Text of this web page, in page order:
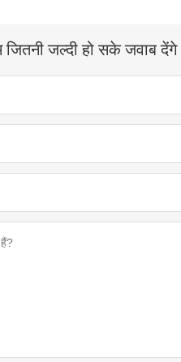
जितनी जल्दी हो सके जवाब